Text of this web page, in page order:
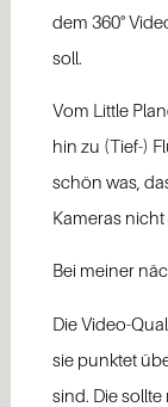
dem 360°
soll.
Vom Little
hin zu (Tief-)
schön was,
Kameras nicht
Bei meiner
Die Video-
sie punktet
sind. Die